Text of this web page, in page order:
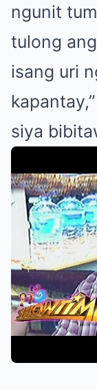
ngunit
tulong
isang uri
siya